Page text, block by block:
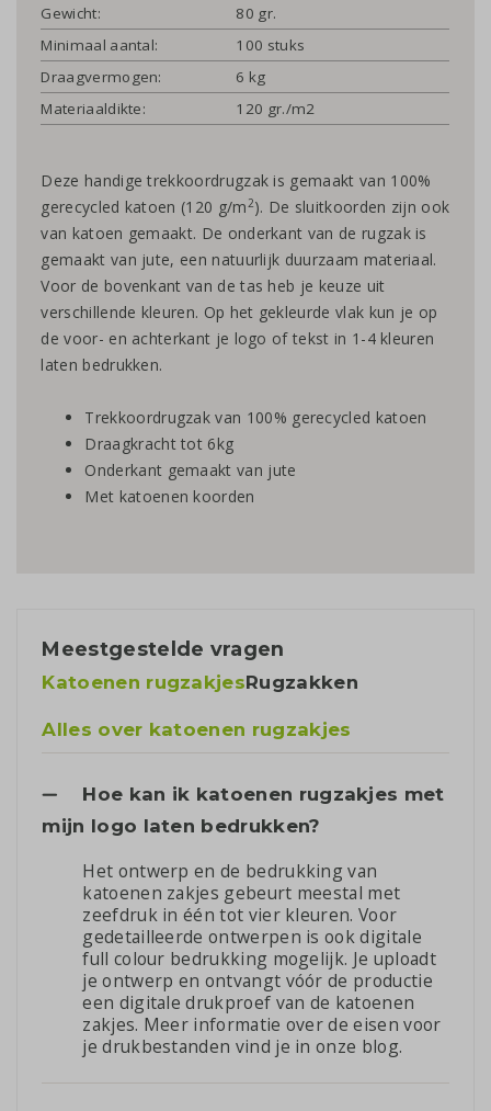
Gewicht:
80 gr.
Minimaal aantal:
100 stuks
Draagvermogen:
6 kg
Materiaaldikte:
120 gr./m2
Deze handige trekkoordrugzak is gemaakt van 100%
gerecycled katoen (120 g/m 2). De sluitkoorden zijn ook
van katoen gemaakt. De onderkant van de rugzak is
gemaakt van jute, een natuurlijk duurzaam materiaal.
Voor de bovenkant van de tas heb je keuze uit
verschillende kleuren. Op het gekleurde vlak kun je op
de voor- en achterkant je logo of tekst in 1-4 kleuren
laten bedrukken.
Trekkoordrugzak van 100% gerecycled katoen
Draagkracht tot 6kg
Onderkant gemaakt van jute
Met katoenen koorden
Meestgestelde vragen
Katoenen rugzakjesRugzakken
Alles over katoenen rugzakjes
Hoe kan ik katoenen rugzakjes met
mijn logo laten bedrukken?
Het ontwerp en de bedrukking van
katoenen zakjes gebeurt meestal met
zeefdruk in één tot vier kleuren. Voor
gedetailleerde ontwerpen is ook digitale
full colour bedrukking mogelijk. Je uploadt
je ontwerp en ontvangt vóór de productie
een digitale drukproef van de katoenen
zakjes. Meer informatie over de eisen voor
je drukbestanden vind je inonze blog.